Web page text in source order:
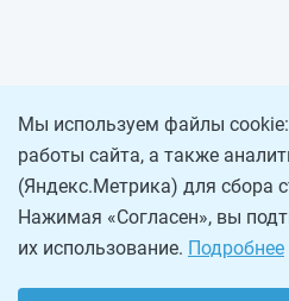
Мы используем файлы
работы сайта, а также
(Яндекс.Метрика) для сбора
Нажимая «Согласен», вы
их использование. Подробнее